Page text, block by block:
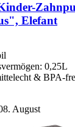
Elefant
0,25L
& BPA-
August